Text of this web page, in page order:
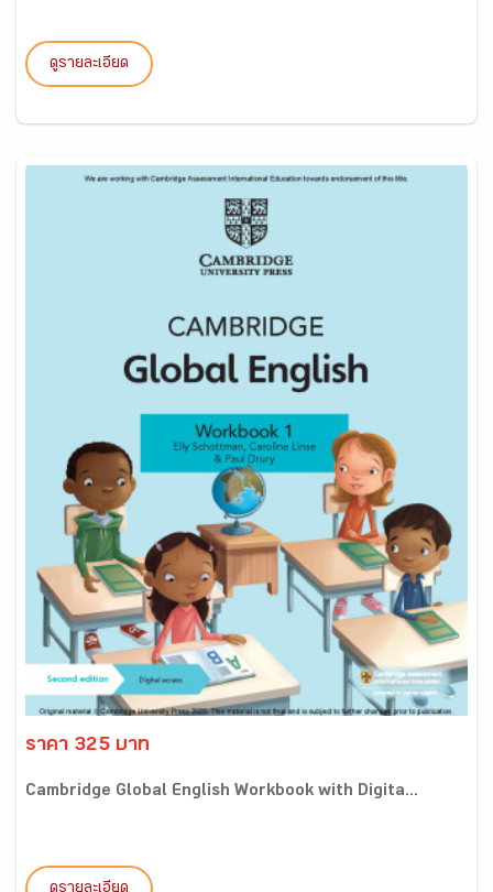
ดูรายละเอียด
ราคา 325 บาท
Cambridge Global English Workbook with Digita...